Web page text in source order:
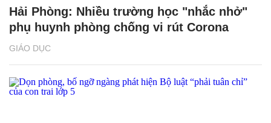
GIÁO DỤC
Hải Phòng: Nhiều trường học "nhắc nhở"
phụ huynh phòng chống vi rút Corona